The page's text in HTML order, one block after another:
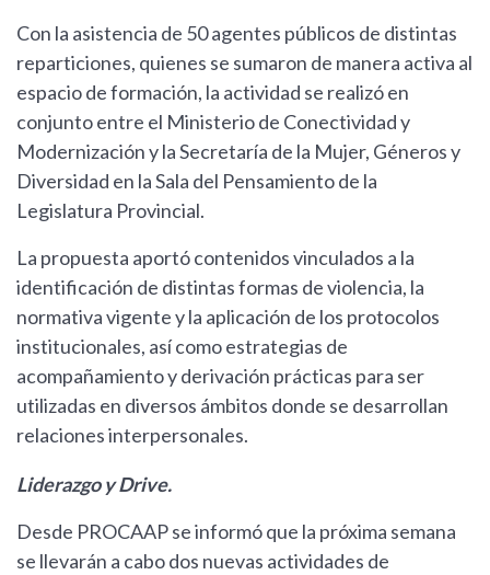
Con la asistencia de 50 agentes públicos de distintas
reparticiones, quienes se sumaron de manera activa al
espacio de formación, la actividad se realizó en
conjunto entre el Ministerio de Conectividad y
Modernización y la Secretaría de la Mujer, Géneros y
Diversidad en la Sala del Pensamiento de la
Legislatura Provincial.
La propuesta aportó contenidos vinculados a la
identificación de distintas formas de violencia, la
normativa vigente y la aplicación de los protocolos
institucionales, así como estrategias de
acompañamiento y derivación prácticas para ser
utilizadas en diversos ámbitos donde se desarrollan
relaciones interpersonales.
Liderazgo y Drive.
Desde PROCAAP se informó que la próxima semana
se llevarán a cabo dos nuevas actividades de